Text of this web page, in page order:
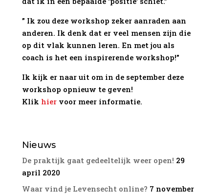
” Ik zou deze workshop zeker aanraden aan
anderen. Ik denk dat er veel mensen zijn die
op dit vlak kunnen leren. En met jou als
coach is het een inspirerende workshop!”
Ik kijk er naar uit om in de september deze
workshop opnieuw te geven!
Klik hiervoor meer informatie.
Nieuws
De praktijk gaat gedeeltelijk weer open! 29
april 2020
Waar vind je Levensecht online? 7 november